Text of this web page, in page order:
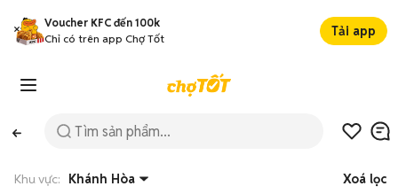
Voucher KFC đến 100k
Chỉ có trên app Chợ Tốt
Tải app
Khu vực: Khánh Hòa Xoá lọc